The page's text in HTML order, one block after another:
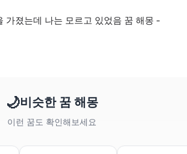
가졌는데 나는 모르고 있었음 꿈 해몽 -
🌙비슷한 꿈 해몽
이런 꿈도 확인해보세요